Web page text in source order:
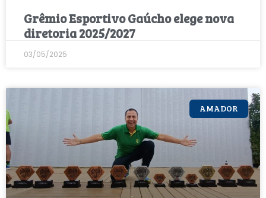
Grêmio Esportivo Gaúcho elege nova
diretoria 2025/2027
03/05/2025
AMADOR